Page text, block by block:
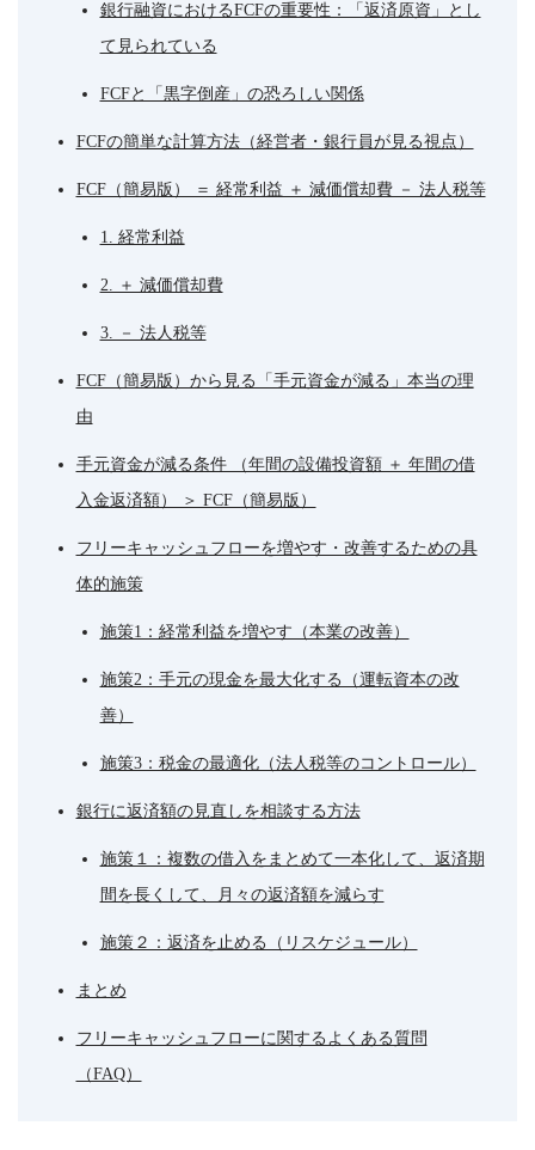
銀行融資におけるFCFの重要性：「返済原資」とし
て見られている
FCFと「黒字倒産」の恐ろしい関係
FCFの簡単な計算方法（経営者・銀行員が見る視点）
FCF（簡易版） ＝ 経常利益 ＋ 減価償却費 － 法人税等
1. 経常利益
2. ＋ 減価償却費
3. － 法人税等
FCF（簡易版）から見る「手元資金が減る」本当の理
由
手元資金が減る条件 （年間の設備投資額 ＋ 年間の借
入金返済額） ＞ FCF（簡易版）
フリーキャッシュフローを増やす・改善するための具
体的施策
施策1：経常利益を増やす（本業の改善）
施策2：手元の現金を最大化する（運転資本の改
善）
施策3：税金の最適化（法人税等のコントロール）
銀行に返済額の見直しを相談する方法
施策１：複数の借入をまとめて一本化して、返済期
間を長くして、月々の返済額を減らす
施策２：返済を止める（リスケジュール）
まとめ
フリーキャッシュフローに関するよくある質問
（FAQ）